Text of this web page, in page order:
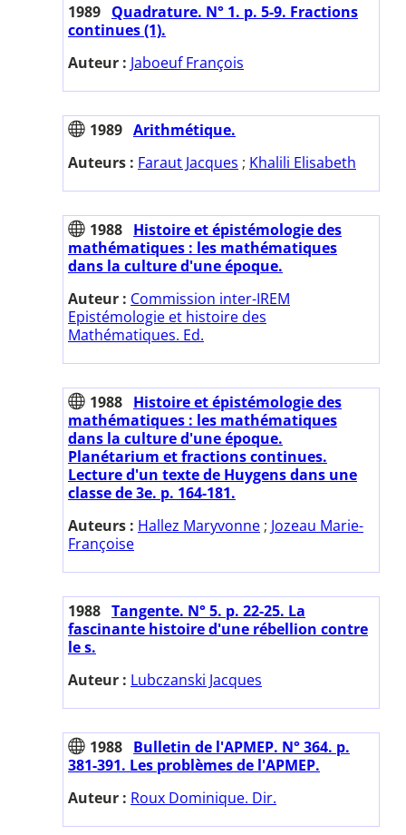
1989 Quadrature. N° 1. p. 5-9. Fractions
continues (1).
Auteur : Jaboeuf François
1989 Arithmétique.
Auteurs : Faraut Jacques ; Khalili Elisabeth
1988 Histoire et épistémologie des
mathématiques : les mathématiques
dans la culture d'une époque.
Auteur : Commission inter-IREM
Epistémologie et histoire des
Mathématiques. Ed.
1988 Histoire et épistémologie des
mathématiques : les mathématiques
dans la culture d'une époque.
Planétarium et fractions continues.
Lecture d'un texte de Huygens dans une
classe de 3e. p. 164-181.
Auteurs : Hallez Maryvonne ; Jozeau Marie-
Françoise
1988 Tangente. N° 5. p. 22-25. La
fascinante histoire d'une rébellion contre
le s.
Auteur : Lubczanski Jacques
1988 Bulletin de l'APMEP. N° 364. p.
381-391. Les problèmes de l'APMEP.
Auteur : Roux Dominique. Dir.